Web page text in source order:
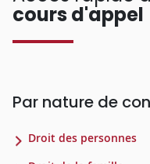
cours d'appel
Par nature de
Droit des personnes